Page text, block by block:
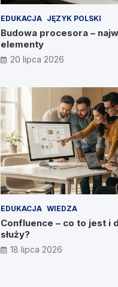
EDUKACJA JĘZYK POLSKI
Budowa procesora –
elementy
20 lipca 2026
EDUKACJA WIEDZA
Confluence – co to jest i
służy?
18 lipca 2026